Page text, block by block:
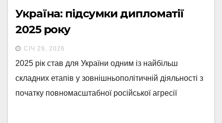
Україна: підсумки дипломатії
2025 року
СІЧ 29, 2026
2025 рік став для України одним із найбільш
складних етапів у зовнішньополітичній діяльності з
початку повномасштабної російської агресії